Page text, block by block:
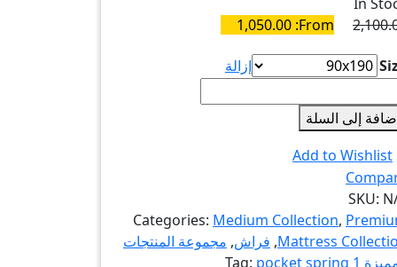
From:
1,050.00
إزالة
إلى السلة
Add to Wishlist
SKU:
Categories: Medium Collection,
Mattress
, فراش, مجموعة المنتجات
1
Tag: pocket spring